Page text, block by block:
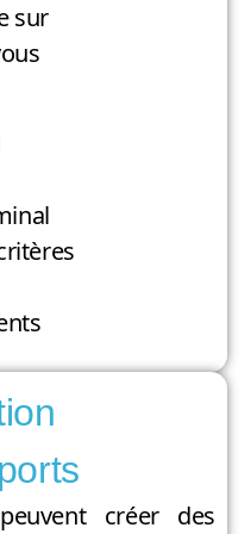
sur
créer des